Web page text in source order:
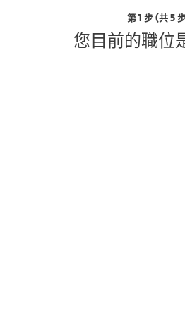
第 1 步 (共 5
您目前的職位